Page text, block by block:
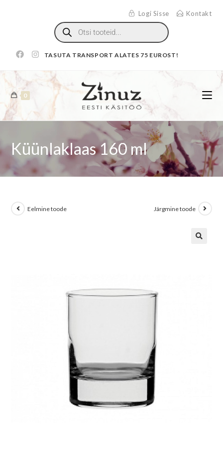
Logi Sisse Kontakt
TASUTA TRANSPORT ALATES 75 EUROST!
0
Küünlaklaas 160 ml
Eelmine toode Järgmine toode